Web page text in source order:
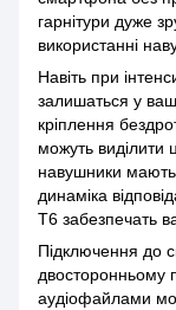
гарнітури дуже
використанні
Навіть при
залишаться у
кріплення
можуть виділити
навушники
динаміка
T6 забезпечать
Підключення до
двосторонньому
аудіофайлами